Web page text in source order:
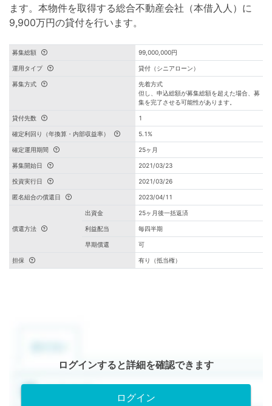
ます。本物件を取得する総合不動産会社（本借入人）に
9,900万円の貸付を行います。
募集総額 99,000,000円
運用タイプ 貸付（シニアローン）
募集方式
先着方式
但し、申込総額が募集総額を超えた場合、募
集を完了させる可能性があります。
貸付先数 1
確定利回り（年換算・内部収益率） 5.1%
確定運用期間 25ヶ月
募集開始日 2021/03/23
投資実行日 2021/03/26
匿名組合の償還日 2023/04/11
償還方法
出資金 25ヶ月後一括返済
利益配当 毎四半期
早期償還 可
担保 有り（抵当権）
ログインすると詳細を確認できます
ログイン